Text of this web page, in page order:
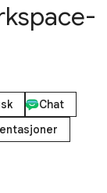
Chat